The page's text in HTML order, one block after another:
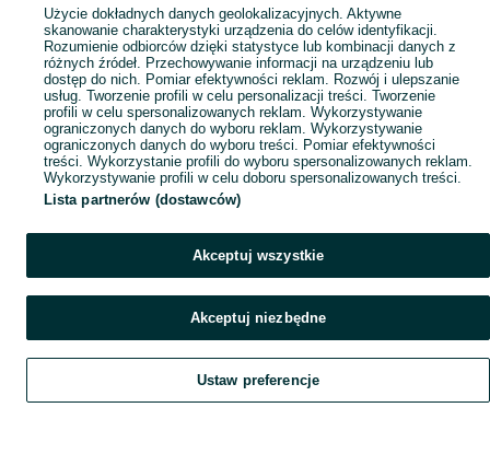
Szukaj Obserwujesz Dodaj Czat Konto
Użycie dokładnych danych geolokalizacyjnych. Aktywne
skanowanie charakterystyki urządzenia do celów identyfikacji.
Rozumienie odbiorców dzięki statystyce lub kombinacji danych z
różnych źródeł. Przechowywanie informacji na urządzeniu lub
dostęp do nich. Pomiar efektywności reklam. Rozwój i ulepszanie
usług. Tworzenie profili w celu personalizacji treści. Tworzenie
profili w celu spersonalizowanych reklam. Wykorzystywanie
ograniczonych danych do wyboru reklam. Wykorzystywanie
ograniczonych danych do wyboru treści. Pomiar efektywności
treści. Wykorzystanie profili do wyboru spersonalizowanych reklam.
Wykorzystywanie profili w celu doboru spersonalizowanych treści.
Lista partnerów (dostawców)
Akceptuj wszystkie
Akceptuj niezbędne
Ustaw preferencje